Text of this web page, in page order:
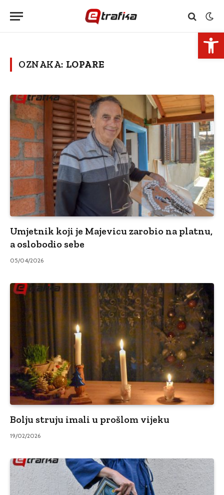
OZNAKA: LOPARE
Umjetnik koji je Majevicu zarobio na platnu,
a oslobodio sebe
05/04/2026
Bolju struju imali u prošlom vijeku
19/02/2026